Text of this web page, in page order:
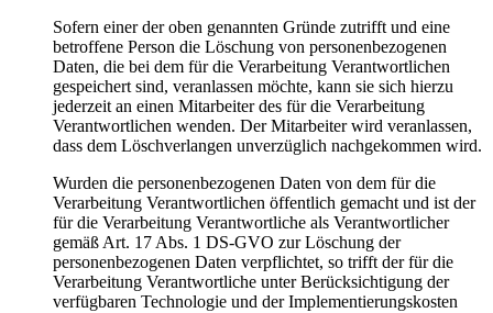
Sofern einer der oben genannten Gründe zutrifft und eine
betroffene Person die Löschung von personenbezogenen
Daten, die bei dem für die Verarbeitung Verantwortlichen
gespeichert sind, veranlassen möchte, kann sie sich hierzu
jederzeit an einen Mitarbeiter des für die Verarbeitung
Verantwortlichen wenden. Der Mitarbeiter wird veranlassen,
dass dem Löschverlangen unverzüglich nachgekommen wird.
Wurden die personenbezogenen Daten von dem für die
Verarbeitung Verantwortlichen öffentlich gemacht und ist der
für die Verarbeitung Verantwortliche als Verantwortlicher
gemäß Art. 17 Abs. 1 DS-GVO zur Löschung der
personenbezogenen Daten verpflichtet, so trifft der für die
Verarbeitung Verantwortliche unter Berücksichtigung der
verfügbaren Technologie und der Implementierungskosten